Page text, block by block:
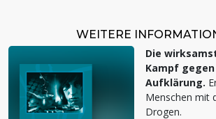
WEITERE
Die
Kampf
Aufklärung.
Menschen mit
Drogen.